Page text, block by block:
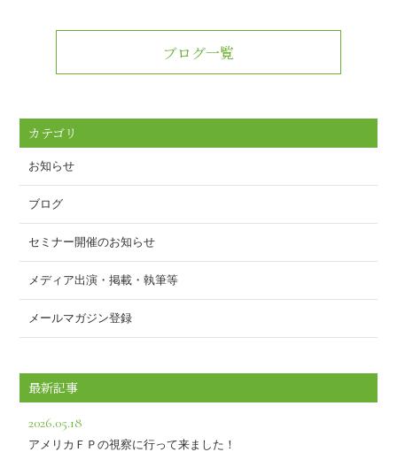
b
er
ブログ一覧
カテゴリ
お知らせ
ブログ
セミナー開催のお知らせ
メディア出演・掲載・執筆等
メールマガジン登録
最新記事
2026.05.18
アメリカＦＰの視察に行って来ました！